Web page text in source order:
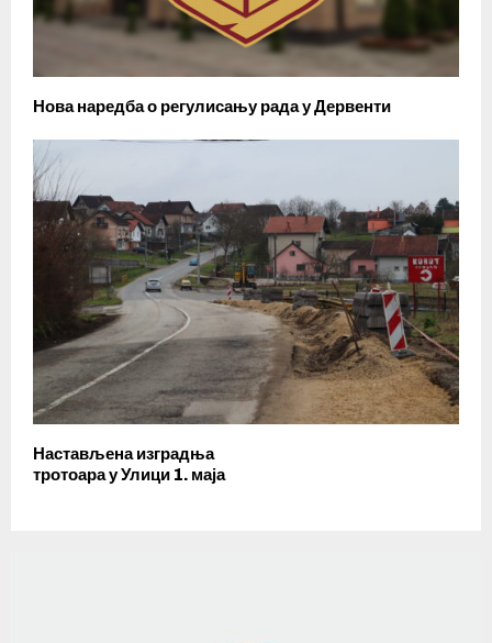
Нова наредба о регулисању рада у Дервенти
Настављена изградња
тротоара у Улици 1. маја